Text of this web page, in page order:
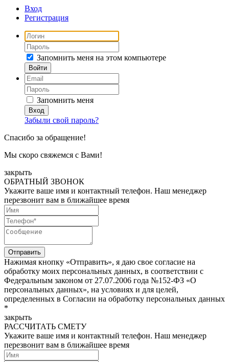
Вход
Регистрация
Запомнить меня на этом компьютере
Запомнить меня
Забыли свой пароль?
Спасибо за обращение!
Мы скоро свяжемся с Вами!
закрыть
ОБРАТНЫЙ ЗВОНОК
Укажите ваше имя и контактный телефон. Наш менеджер
перезвонит вам в ближайшее время
Нажимая кнопку «Отправить», я даю свое согласие на
обработку моих персональных данных, в соответствии с
Федеральным законом от 27.07.2006 года №152-ФЗ «О
персональных данных», на условиях и для целей,
определенных в Согласии на обработку персональных данных
*
закрыть
РАССЧИТАТЬ СМЕТУ
Укажите ваше имя и контактный телефон. Наш менеджер
перезвонит вам в ближайшее время